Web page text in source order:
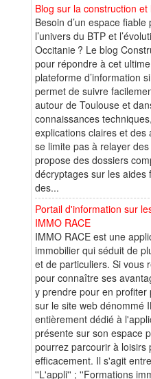
Blog sur la construction
Besoin d’un espace
l’univers du BTP et
Occitanie ? Le blog
pour répondre à cet
plateforme d’information
permet de suivre
autour de Toulouse et
connaissances
explications claires et
se limite pas à relayer
propose des dossiers
décryptages sur les
des...
Portail d'information sur
IMMO RACE
IMMO RACE est une
immobilier qui séduit de
et de particuliers. Si vous
pour connaître ses
y prendre pour en
sur le site web dénommé
entièrement dédié à
présente sur son espace
pourrez parcourir à loisirs
efficacement. Il s'agit
''L'appli'' ; ''Formations